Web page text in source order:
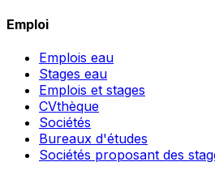
Emploi
Emplois eau
Stages eau
Emplois et stages
CVthèque
Sociétés
Bureaux d'études
Sociétés proposant des